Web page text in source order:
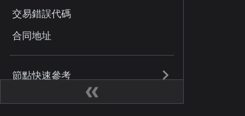
交易錯誤代碼
合同地址
節點快速參考